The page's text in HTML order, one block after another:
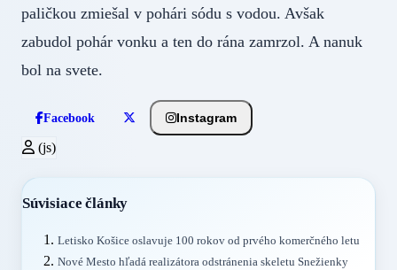
paličkou zmiešal v pohári sódu s vodou. Avšak
zabudol pohár vonku a ten do rána zamrzol. A nanuk
bol na svete.
Facebook Instagram
(js)
Súvisiace články
Letisko Košice oslavuje 100 rokov od prvého komerčného letu
Nové Mesto hľadá realizátora odstránenia skeletu Snežienky